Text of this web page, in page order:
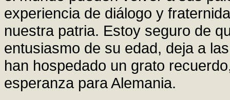
experiencia de diálogo y
nuestra patria. Estoy seguro de
entusiasmo de su edad, deja a
han hospedado un grato
esperanza para Alemania.